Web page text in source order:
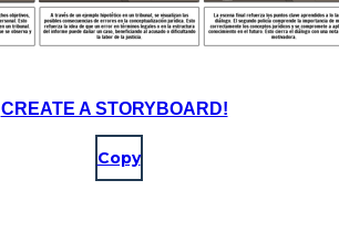
CREATE A STORYBOARD!
Copy